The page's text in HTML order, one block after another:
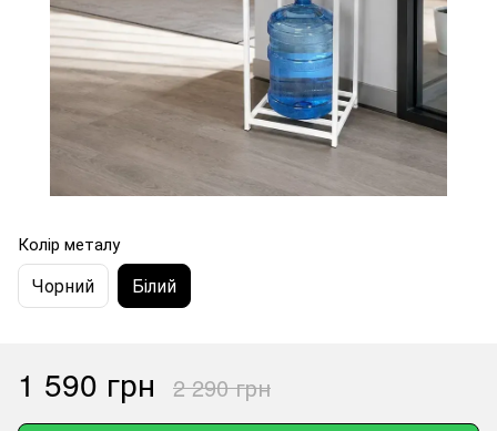
Колір металу
Чорний Білий
1 590 грн 2 290 грн